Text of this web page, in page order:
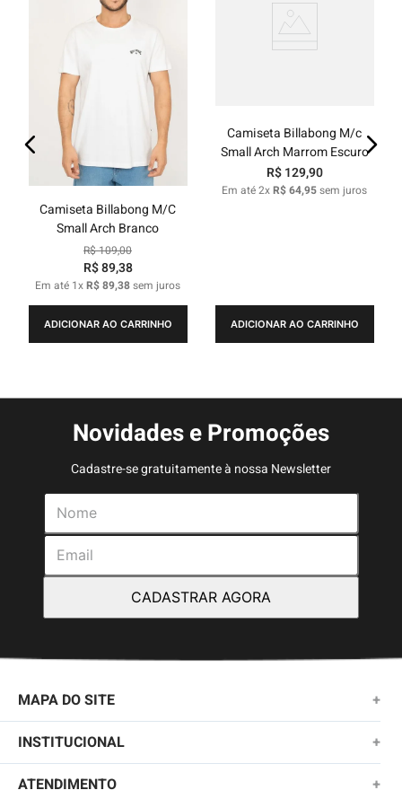
Camiseta Billabong M/C
Small Arch Branco
R$109,00
R$89,38
Em até 1xR$89,38sem juros
ADICIONAR AO CARRINHO
Camiseta Billabong M/c
Small Arch Marrom Escuro
R$ 129,90
Em até2xR$64,95sem juros
ADICIONAR AO CARRINHO
Novidades e Promoções
Cadastre-se gratuitamente à nossa Newsletter
CADASTRAR AGORA
MAPA DO SITE +
NOVIDADES
MASCULINO
INSTITUCIONAL +
SOBRE NÓS
ATENDIMENTO +